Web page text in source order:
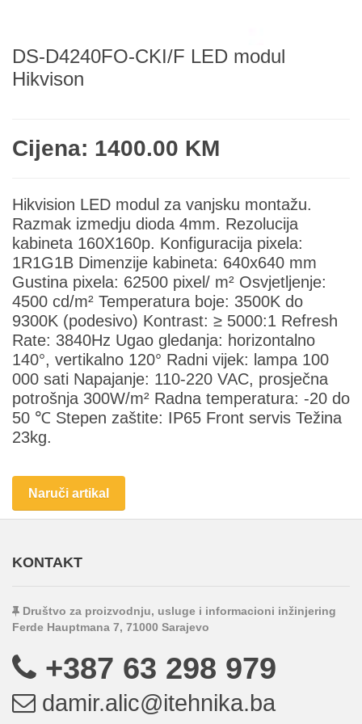
DS-D4240FO-CKI/F LED modul
Hikvison
Cijena: 1400.00 KM
Hikvision LED modul za vanjsku montažu.
Razmak izmedju dioda 4mm. Rezolucija
kabineta 160X160p. Konfiguracija pixela:
1R1G1B Dimenzije kabineta: 640x640 mm
Gustina pixela: 62500 pixel/ m² Osvjetljenje:
4500 cd/m² Temperatura boje: 3500K do
9300K (podesivo) Kontrast: ≥ 5000:1 Refresh
Rate: 3840Hz Ugao gledanja: horizontalno
140°, vertikalno 120° Radni vijek: lampa 100
000 sati Napajanje: 110-220 VAC, prosječna
potrošnja 300W/m² Radna temperatura: -20 do
50 ℃ Stepen zaštite: IP65 Front servis Težina
23kg.
Naruči artikal
KONTAKT
Društvo za proizvodnju, usluge i informacioni inžinjering
Ferde Hauptmana 7, 71000 Sarajevo
+387 63 298 979
damir.alic@itehnika.ba